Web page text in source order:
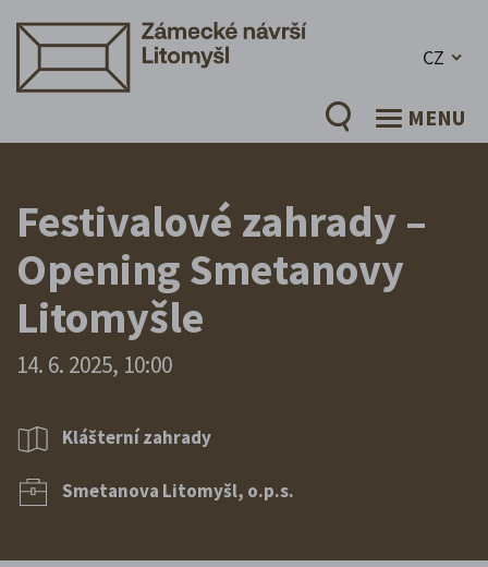
CZ
MENU
Festivalové zahrady –
Opening Smetanovy
Litomyšle
14. 6. 2025, 10:00
Klášterní zahrady
Smetanova Litomyšl, o.p.s.